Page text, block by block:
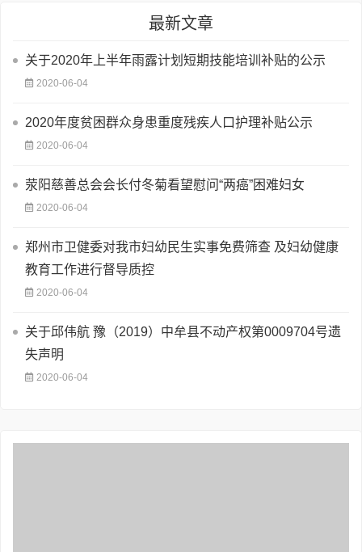
最新文章
关于2020年上半年雨露计划短期技能培训补贴的公示
2020-06-04
2020年度贫困群众身患重度残疾人口护理补贴公示
2020-06-04
荥阳慈善总会会长付冬菊看望慰问“两癌”困难妇女
2020-06-04
郑州市卫健委对我市妇幼民生实事免费筛查 及妇幼健康
教育工作进行督导质控
2020-06-04
关于邱伟航 豫（2019）中牟县不动产权第0009704号遗
失声明
2020-06-04